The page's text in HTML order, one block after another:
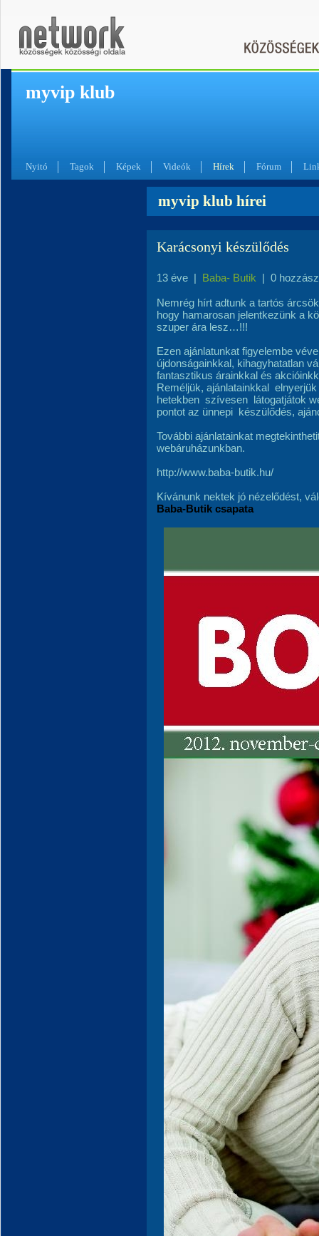
myvip klub
Nyitó Tagok Képek Videók Hírek Fórum
myvip klub hírei
Karácsonyi készülődés
13 éve | Baba- Butik | 0
Nemrég hírt adtunk a tartós
hogy hamarosan jelentkezünk a
szuper ára lesz…!!!
Ezen ajánlatunkat figyelembe
újdonságainkkal, kihagyhatatlan
fantasztikus árainkkal és
Reméljük, ajánlatainkkal
hetekben szívesen látogatjátok
pontot az ünnepi készülődés,
További ajánlatainkat
webáruházunkban.
http://www.baba-butik.hu/
Kívánunk nektek jó nézelődést,
Baba-Butik csapata